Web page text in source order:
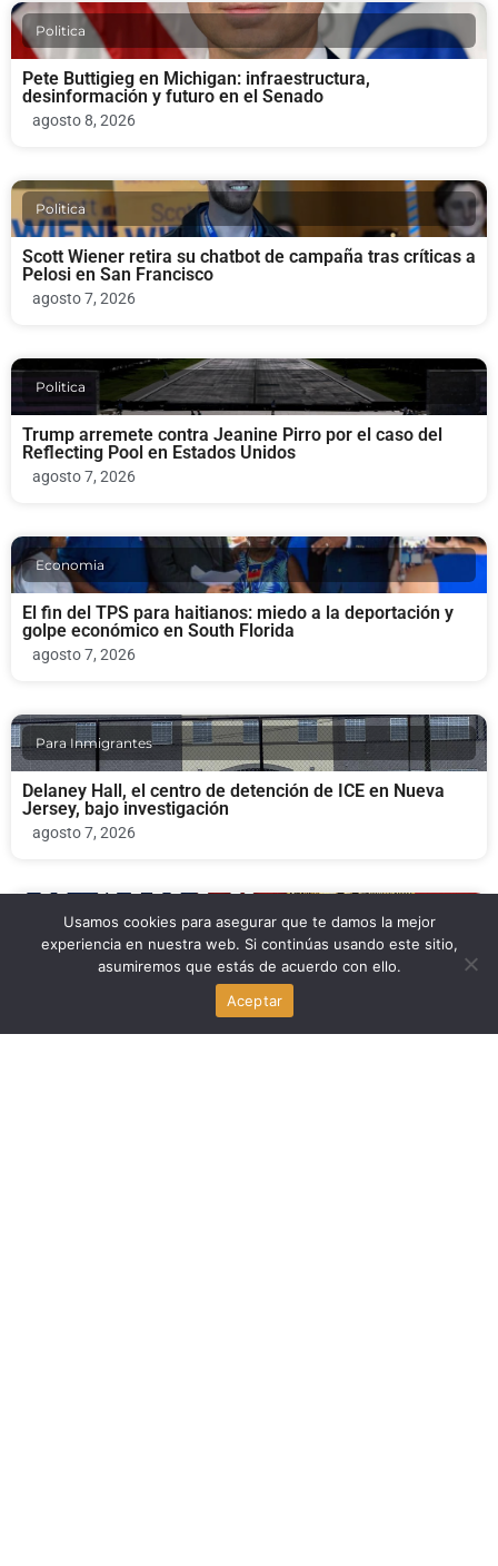
Politica
Pete Buttigieg en Michigan: infraestructura,
desinformación y futuro en el Senado
agosto 8, 2026
Politica
Scott Wiener retira su chatbot de campaña tras críticas a
Pelosi en San Francisco
agosto 7, 2026
Politica
Trump arremete contra Jeanine Pirro por el caso del
Reflecting Pool en Estados Unidos
agosto 7, 2026
Economia
El fin del TPS para haitianos: miedo a la deportación y
golpe económico en South Florida
agosto 7, 2026
Para Inmigrantes
Delaney Hall, el centro de detención de ICE en Nueva
Jersey, bajo investigación
agosto 7, 2026
Economia
Revés cripto en el Senado de Estados Unidos: la
CLARITY Act, en el centro del debate
Usamos cookies para asegurar que te damos la mejor
experiencia en nuestra web. Si continúas usando este sitio,
asumiremos que estás de acuerdo con ello.
Aceptar